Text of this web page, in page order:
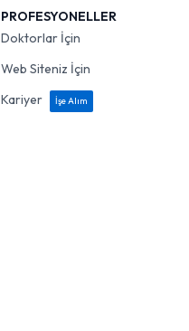
PROFESYONELLER
Doktorlar İçin
Web Siteniz İçin
Kariyer
İşe Alım